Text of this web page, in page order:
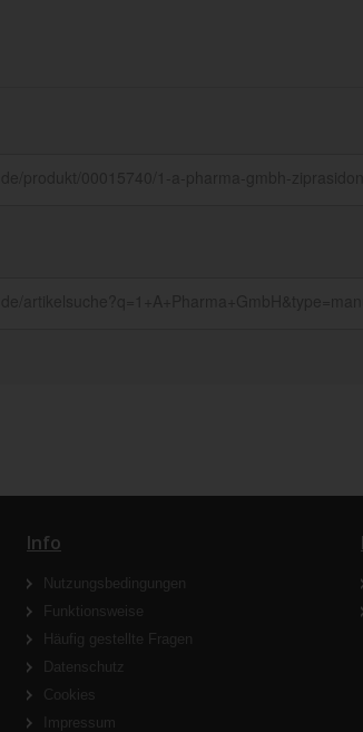
Info
Nutzungsbedingungen
Funktionsweise
Häufig gestellte Fragen
Datenschutz
Cookies
Impressum